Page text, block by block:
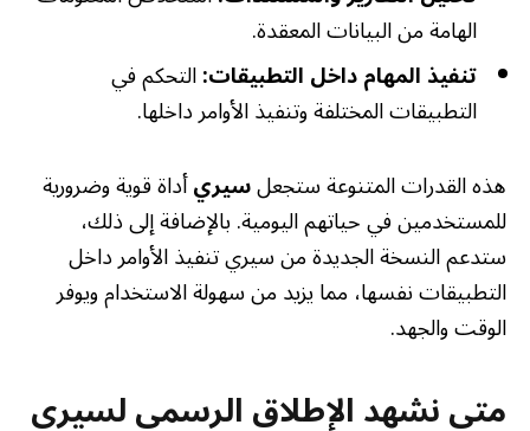
الهامة من البيانات المعقدة.
تنفيذ المهام داخل التطبيقات:التحكم في
التطبيقات المختلفة وتنفيذ الأوامر داخلها.
هذه القدرات المتنوعة ستجعلسيريأداة قوية وضرورية
للمستخدمين في حياتهم اليومية. بالإضافة إلى ذلك،
ستدعم النسخة الجديدة من سيري تنفيذ الأوامر داخل
التطبيقات نفسها، مما يزيد من سهولة الاستخدام ويوفر
الوقت والجهد.
متى نشهد الإطلاق الرسمي لسيري